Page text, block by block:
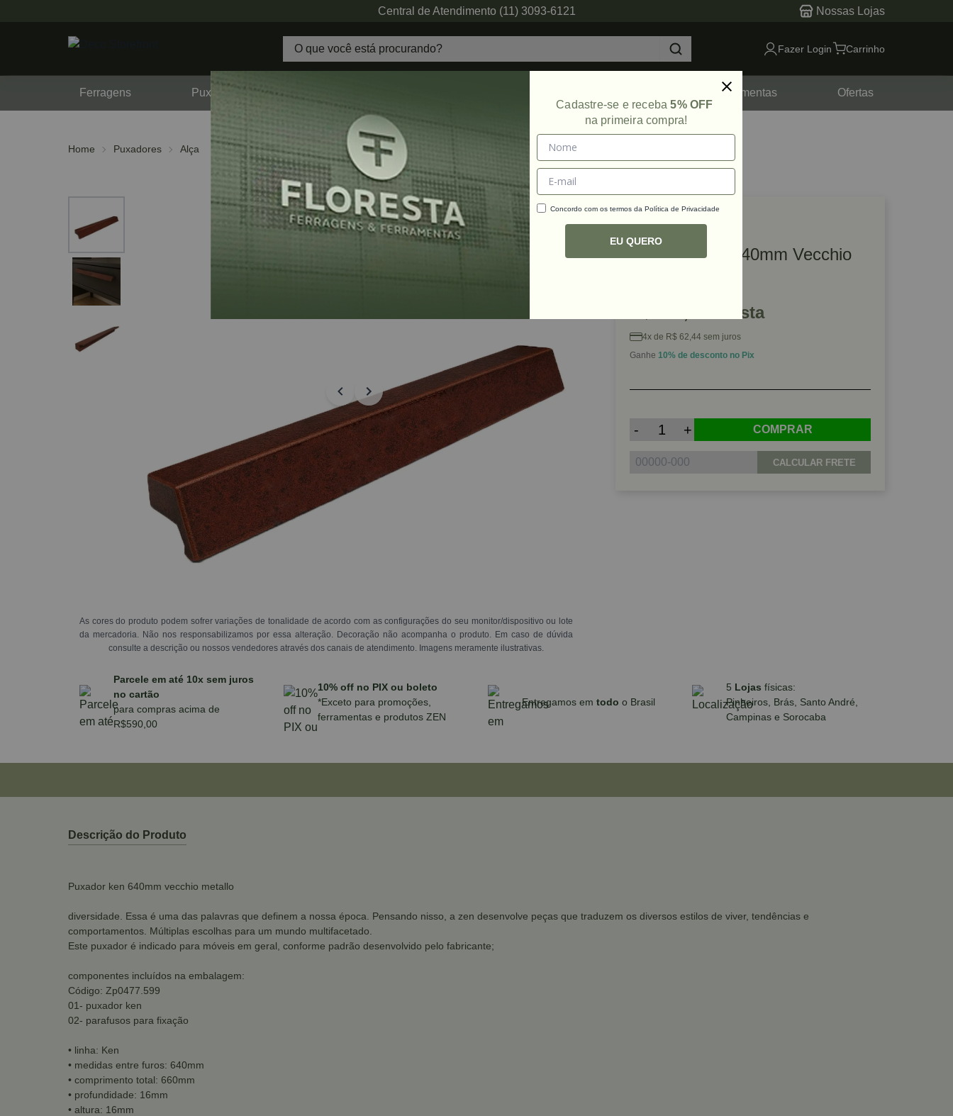
Central de Atendimento (11) 3093-6121 Nossas Lojas
Fazer Login Carrinho
Ferragens Puxadores Ferramentas Ofertas
Home Puxadores Alça
As cores do produto podem sofrer variações de tonalidade de acordo com as configurações do seu monitor/dispositivo ou lote
da mercadoria. Não nos responsabilizamos por essa alteração. Decoração não acompanha o produto. Em caso de dúvida
consulte a descrição ou nossos vendedores através dos canais de atendimento. Imagens meramente ilustrativas.
Ref: 52554
Puxador Ken 640mm Vecchio
R$ 249,79 à vista
4x de R$ 62,44 sem juros
Ganhe 10% de desconto no Pix
- + COMPRAR
CALCULAR FRETE
Parcele em até 10x sem juros
no cartão
para compras acima de
R$590,00
10% off no PIX ou boleto
*Exceto para promoções,
ferramentas e produtos ZEN
Entregamos em todo o Brasil
5 Lojas físicas:
Pinheiros, Brás, Santo André,
Campinas e Sorocaba
Descrição do Produto
Puxador ken 640mm vecchio metallo
diversidade. Essa é uma das palavras que definem a nossa época. Pensando nisso, a zen desenvolve peças que traduzem os diversos estilos de viver, tendências e
comportamentos. Múltiplas escolhas para um mundo multifacetado.
Este puxador é indicado para móveis em geral, conforme padrão desenvolvido pelo fabricante;
componentes incluídos na embalagem:
Código: Zp0477.599
01- puxador ken
02- parafusos para fixação
• linha: Ken
• medidas entre furos: 640mm
• comprimento total: 660mm
• profundidade: 16mm
• altura: 16mm
Cadastre-se e receba5% OFF
na primeira compra!
Concordo com os termos da Política de Privacidade
EU QUERO